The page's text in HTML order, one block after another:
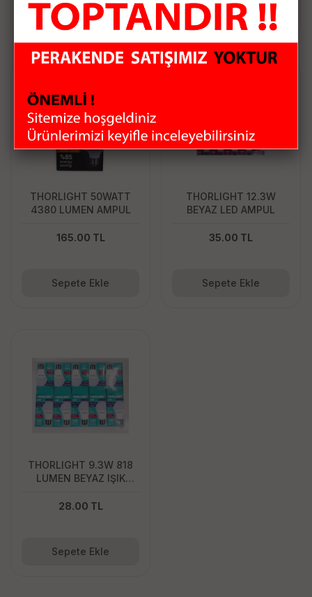
Sepete Ekle Sepete Ekle
THORLIGHT 50WATT
4380 LUMEN AMPUL
165.00 TL
Sepete Ekle
THORLIGHT 12.3W
BEYAZ LED AMPUL
35.00 TL
Sepete Ekle
THORLIGHT 9.3W 818
LUMEN BEYAZ IŞIK
28.00 TL
Sepete Ekle